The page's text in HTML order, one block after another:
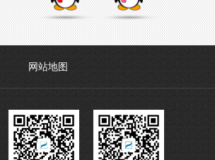
网站地图